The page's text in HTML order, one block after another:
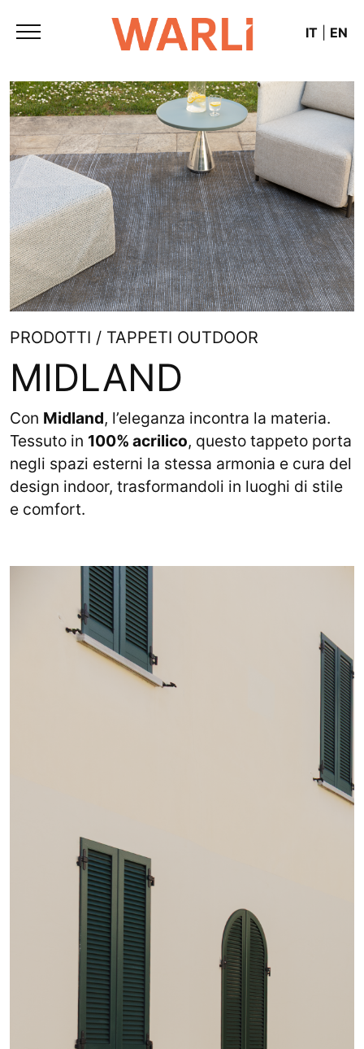
IT EN
PRODOTTI / TAPPETI OUTDOOR
MIDLAND
Con Midland, l’eleganza incontra la materia.
Tessuto in 100% acrilico, questo tappeto porta
negli spazi esterni la stessa armonia e cura del
design indoor, trasformandoli in luoghi di stile
e comfort.